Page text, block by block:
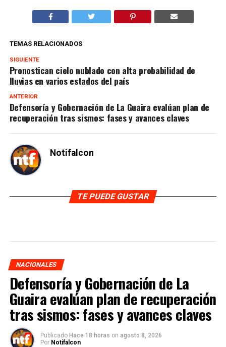
TEMAS RELACIONADOS
SIGUIENTE
Pronostican cielo nublado con alta probabilidad de
lluvias en varios estados del país
ANTERIOR
Defensoría y Gobernación de La Guaira evalúan plan de
recuperación tras sismos: fases y avances claves
Notifalcon
TE PUEDE GUSTAR
NACIONALES
Defensoría y Gobernación de La
Guaira evalúan plan de recuperación
tras sismos: fases y avances claves
Publicado Hace 18 horas on agosto 8, 2026
Por Notifalcon